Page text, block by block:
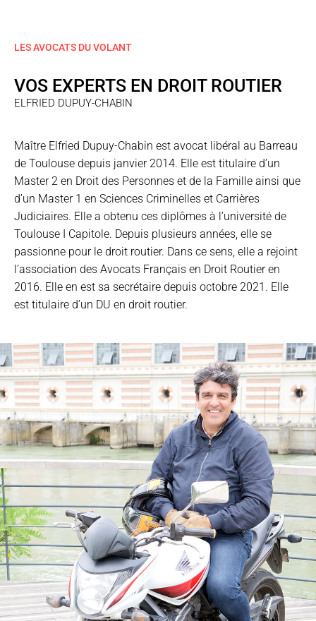
LES AVOCATS DU VOLANT
VOS EXPERTS EN DROIT ROUTIER
ELFRIED DUPUY-CHABIN
Maître Elfried Dupuy-Chabin est avocat libéral au Barreau
de Toulouse depuis janvier 2014. Elle est titulaire d’un
Master 2 en Droit des Personnes et de la Famille ainsi que
d’un Master 1 en Sciences Criminelles et Carrières
Judiciaires. Elle a obtenu ces diplômes à l’université de
Toulouse I Capitole. Depuis plusieurs années, elle se
passionne pour le droit routier. Dans ce sens, elle a rejoint
l’association des Avocats Français en Droit Routier en
2016. Elle en est sa secrétaire depuis octobre 2021. Elle
est titulaire d’un DU en droit routier.